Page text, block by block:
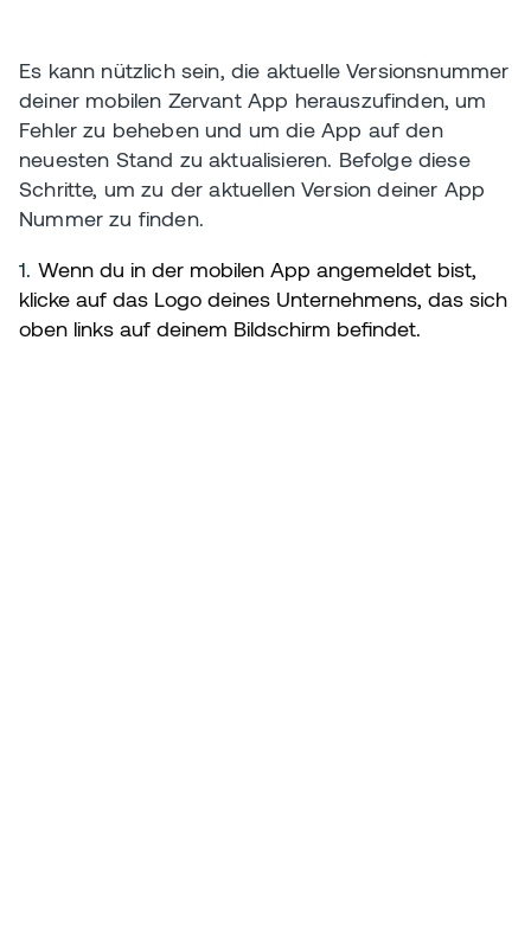
Es kann nützlich sein, die aktuelle Versionsnummer
deiner mobilen Zervant App herauszufinden, um
Fehler zu beheben und um die App auf den
neuesten Stand zu aktualisieren. Befolge diese
Schritte, um zu der aktuellen Version deiner App
Nummer zu finden.
1. Wenn du in der mobilen App angemeldet bist,
klicke auf das Logo deines Unternehmens, das sich
oben links auf deinem Bildschirm befindet.